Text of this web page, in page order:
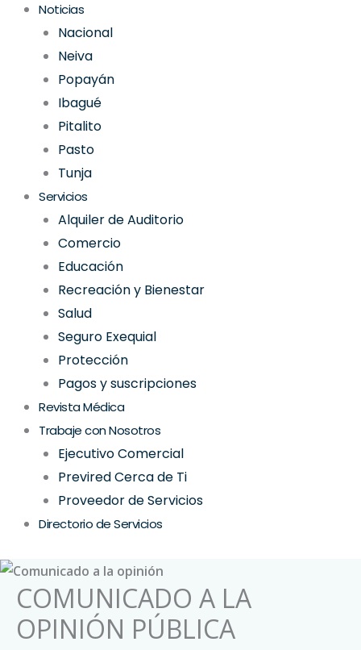
Noticias
Nacional
Neiva
Popayán
Ibagué
Pitalito
Pasto
Tunja
Servicios
Alquiler de Auditorio
Comercio
Educación
Recreación y Bienestar
Salud
Seguro Exequial
Protección
Pagos y suscripciones
Revista Médica
Trabaje con Nosotros
Ejecutivo Comercial
Previred Cerca de Ti
Proveedor de Servicios
Directorio de Servicios
COMUNICADO A LA
OPINIÓN PÚBLICA